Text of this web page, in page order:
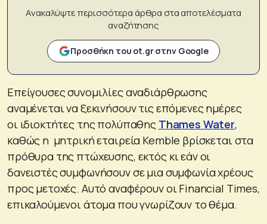
Ανακαλύψτε περισσότερα άρθρα στα αποτελέσματα
αναζήτησης
Προσθήκη του ot.gr στην Google
Επείγουσες συνομιλίες αναδιάρθρωσης
αναμένεται να ξεκινήσουν τις επόμενες ημέρες
οι ιδιοκτήτες της πολύπαθης Thames Water,
καθώς η μητρική εταιρεία Kemble βρίσκεται στα
πρόθυρα της πτώχευσης, εκτός κι εάν οι
δανειστές συμφωνήσουν σε μια συμφωνία χρέους
προς μετοχές. Αυτό αναφέρουν οι Financial Times,
επικαλούμενοι άτομα που γνωρίζουν το θέμα.